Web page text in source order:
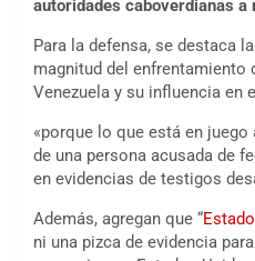
autoridades caboverdianas a
Para la defensa, se destaca
magnitud del enfrentamiento
Venezuela y su influencia en
«porque lo que está en
de una persona acusada de
en evidencias de testigos
Además, agregan que “
ni una pizca de evidencia